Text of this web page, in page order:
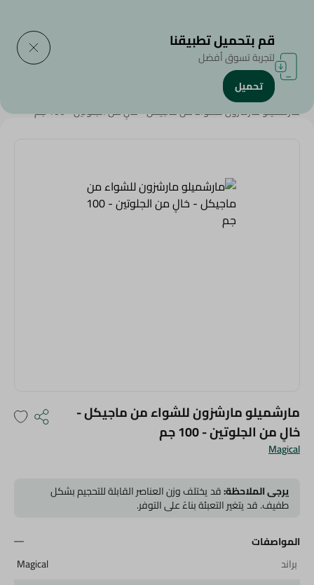
الرئيسية/سناكس وحلويات
مارشميلو مارشزون للشواء من ماجيكل - خالٍ من الجلوتين - 100 جم
Magical
مارشميلو مارشزون للشواء من ماجيكل -
خالٍ من الجلوتين - 100 جم
يرجى الملاحظة:قد يختلف وزن العناصر القابلة للتحجيم بشكل
طفيف. قد يتغير التعبئة بناءً على التوفر.
المواصفات
براند
Magical
قم بتحميل تطبيقنا
لتجربة تسوق أفضل
تحميل